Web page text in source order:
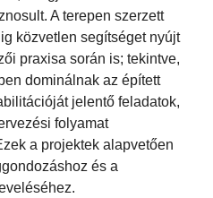
A terepen szerzett
közvetlen segítséget nyújt
praxisa során is; tekintve,
dominálnak az épített
jelentő feladatok,
folyamat
a projektek alapvetően
és a